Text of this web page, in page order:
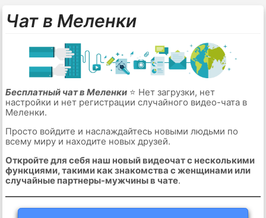
Чат в Меленки
Бесплатный чат в Меленки⭐ Нет загрузки, нет
настройки и нет регистрации случайного видео-чата в
Меленки.
Просто войдите и наслаждайтесь новыми людьми по
всему миру и находите новых друзей.
Откройте для себя наш новый видеочат с несколькими
функциями, такими как знакомства с женщинами или
случайные партнеры-мужчины в чате.